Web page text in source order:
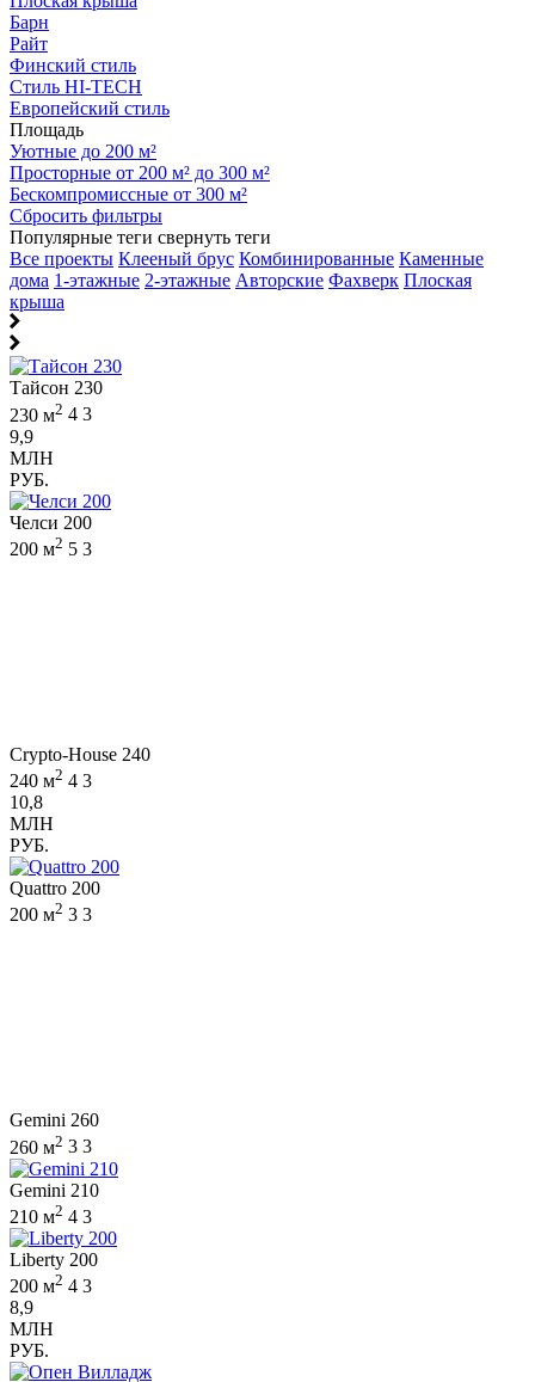
Барн
Райт
Финский стиль
Стиль HI-TECH
Европейский стиль
Площадь
Уютные до 200 м²
Просторные от 200 м² до 300 м²
Бескомпромиссные от 300 м²
Сбросить фильтры
Популярные теги свернуть теги
Все проекты Клееный брус Комбинированные Каменные
дома 1-этажные 2-этажные Авторские Фахверк Плоская
крыша
Тайсон 230
230 м2 4 3
9,9
МЛН
РУБ.
Челси 200
200 м2 5 3
Crypto-House 240
240 м2 4 3
10,8
МЛН
РУБ.
Quattro 200
200 м2 3 3
Gemini 260
260 м2 3 3
Gemini 210
210 м2 4 3
Liberty 200
200 м2 4 3
8,9
МЛН
РУБ.